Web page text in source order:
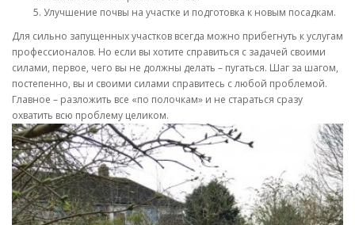
Улучшение почвы на участке и подготовка к новым посадкам.
Для сильно запущенных участков всегда можно прибегнуть к услугам
профессионалов. Но если вы хотите справиться с задачей своими
силами, первое, чего вы не должны делать – пугаться. Шаг за шагом,
постепенно, вы и своими силами справитесь с любой проблемой.
Главное – разложить все «по полочкам» и не стараться сразу
охватить всю проблему целиком.